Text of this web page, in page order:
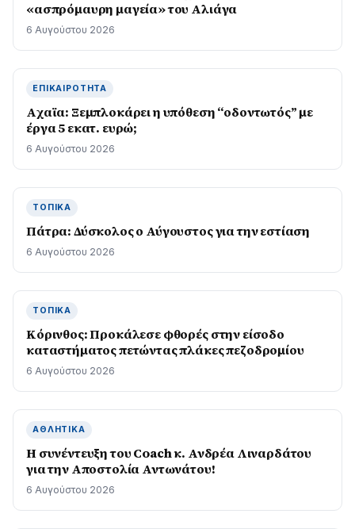
«ασπρόμαυρη μαγεία» του Αλιάγα
6 Αυγούστου 2026
ΕΠΙΚΑΙΡΌΤΗΤΑ
Aχαϊα: Ξεμπλοκάρει η υπόθεση “οδοντωτός” με
έργα 5 εκατ. ευρώ;
6 Αυγούστου 2026
ΤΟΠΙΚΆ
Πάτρα: Δύσκολος ο Αύγουστος για την εστίαση
6 Αυγούστου 2026
ΤΟΠΙΚΆ
Κόρινθος: Προκάλεσε φθορές στην είσοδο
καταστήματος πετώντας πλάκες πεζοδρομίου
6 Αυγούστου 2026
ΑΘΛΗΤΙΚΆ
H συνέντευξη του Coach κ. Ανδρέα Λιναρδάτου
για την Αποστολία Αντωνάτου!
6 Αυγούστου 2026